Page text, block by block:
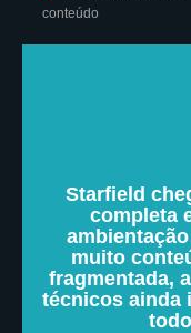
conteúdo
Starfield
completa
muito
fragmentada,
técnicos ainda